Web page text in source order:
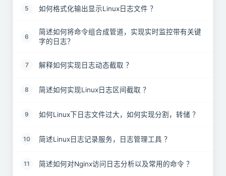
5 如何格式化输出显示Linux日志文件 ？
6
简述如何将命令组合成管道，实现实时监控带有关键
字的日志？
7 解释如何实现日志动态截取 ？
8 简述如何实现Linux日志区间截取 ？
9 如何Linux下日志文件过大，如何实现分割，转储 ？
10 简述Linux日志记录服务，日志管理工具 ？
11 简述如何对Nginx访问日志分析以及常用的命令 ？